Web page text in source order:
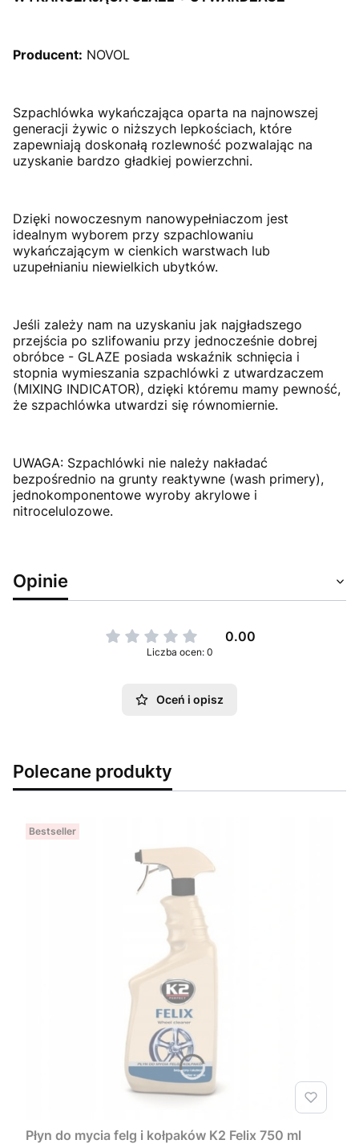
Producent: NOVOL
Szpachlówka wykańczająca oparta na najnowszej
generacji żywic o niższych lepkościach, które
zapewniają doskonałą rozlewność pozwalając na
uzyskanie bardzo gładkiej powierzchni.
Dzięki nowoczesnym nanowypełniaczom jest
idealnym wyborem przy szpachlowaniu
wykańczającym w cienkich warstwach lub
uzupełnianiu niewielkich ubytków.
Jeśli zależy nam na uzyskaniu jak najgładszego
przejścia po szlifowaniu przy jednocześnie dobrej
obróbce - GLAZE posiada wskaźnik schnięcia i
stopnia wymieszania szpachlówki z utwardzaczem
(MIXING INDICATOR), dzięki któremu mamy pewność,
że szpachlówka utwardzi się równomiernie.
UWAGA: Szpachlówki nie należy nakładać
bezpośrednio na grunty reaktywne (wash primery),
jednokomponentowe wyroby akrylowe i
nitrocelulozowe.
Opinie
0.00
Liczba ocen: 0
Oceń i opisz
Polecane produkty
Bestseller
Płyn do mycia felg i kołpaków K2 Felix 750 ml